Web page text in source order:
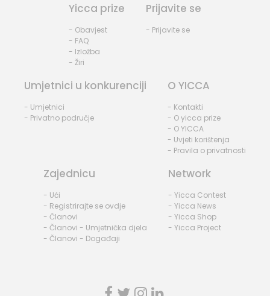
Yicca prize
- Obavjest
- FAQ
- Izložba
- Žiri
Prijavite se
- Prijavite se
Umjetnici u konkurenciji
- Umjetnici
- Privatno područje
O YICCA
- Kontakti
- O yicca prize
- O YICCA
- Uvjeti korištenja
- Pravila o privatnosti
Zajednicu
- Ući
- Registrirajte se ovdje
- Članovi
- Članovi - Umjetnička djela
- Članovi - Događaji
Network
- Yicca Contest
- Yicca News
- Yicca Shop
- Yicca Project